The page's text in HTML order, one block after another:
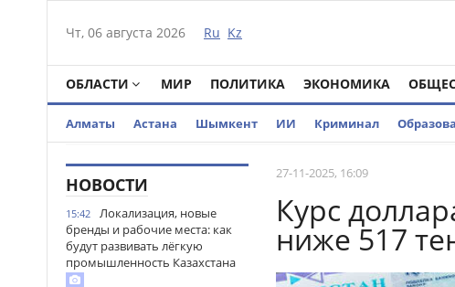
Чт, 06 августа 2026 Ru Kz
ОБЛАСТИ МИР ПОЛИТИКА ЭКОНОМИКА
Алматы Астана Шымкент ИИ Криминал
НОВОСТИ
15:42
Локализация, новые
бренды и рабочие места: как
будут развивать лёгкую
промышленность Казахстана
27-11-2025, 16:09
Курс
ниже 517